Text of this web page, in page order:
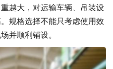
越大，对运输车辆、吊装设
规格选择不能只考虑使用效
并顺利铺设。